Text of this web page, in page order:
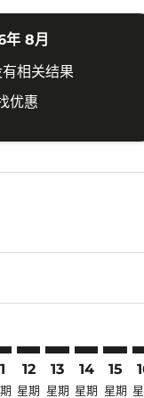
年 8月
相关结果
优惠
12
星期
13
星期
14
星期
15
星期